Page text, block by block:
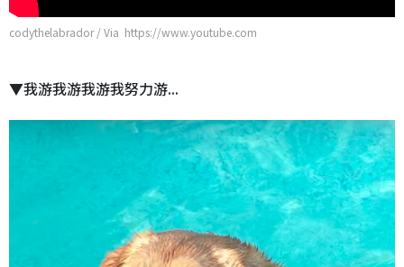
codythelabrador / Via https://www.youtube.com
▼我游我游我游我努力游...